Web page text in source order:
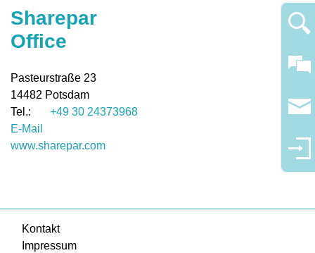
Sharepar
Office
Pasteurstraße 23
14482 Potsdam
+49 30 24373968
E-Mail
www.sharepar.com
Kontakt
Impressum